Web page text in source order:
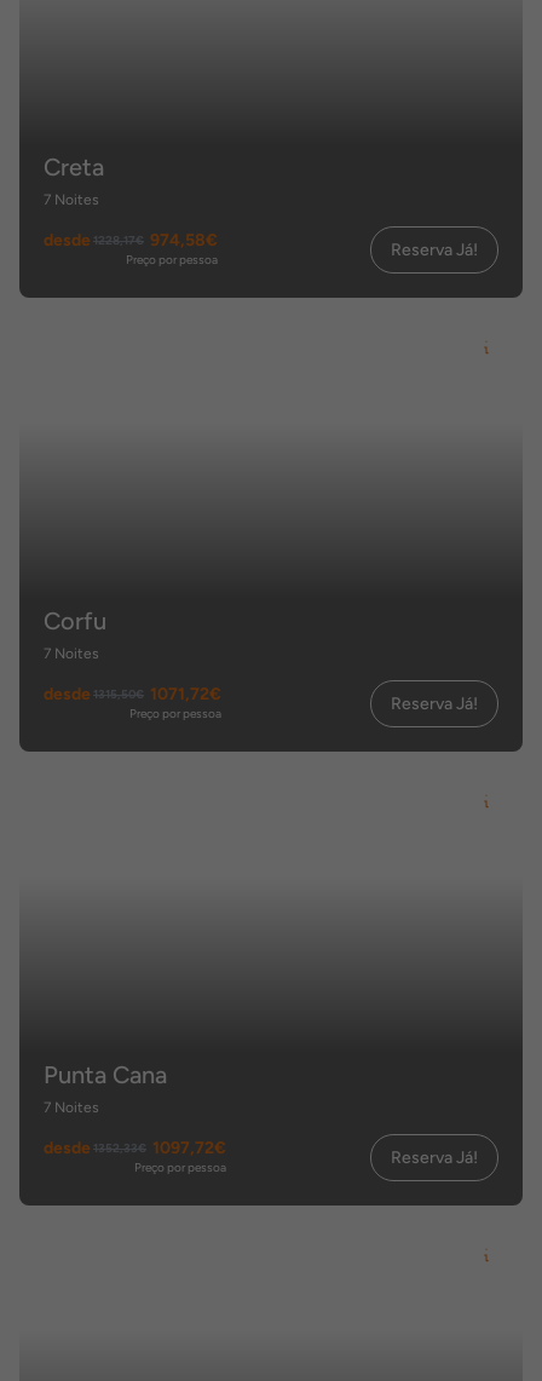
Creta
7 Noites
desde 1228,17€ 974,58€
Preço por pessoa Reserva Já!
Corfu
7 Noites
desde 1315,50€ 1071,72€
Preço por pessoa Reserva Já!
Punta Cana
7 Noites
desde 1352,33€ 1097,72€
Preço por pessoa Reserva Já!